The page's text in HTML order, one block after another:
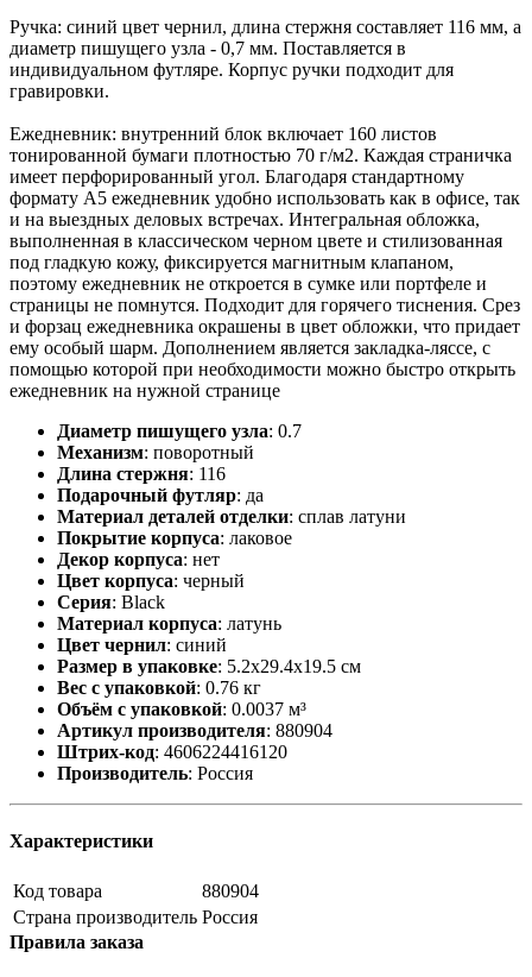
Ручка: синий цвет чернил, длина стержня составляет 116 мм, а
диаметр пишущего узла - 0,7 мм. Поставляется в
индивидуальном футляре. Корпус ручки подходит для
гравировки.
Ежедневник: внутренний блок включает 160 листов
тонированной бумаги плотностью 70 г/м2. Каждая страничка
имеет перфорированный угол. Благодаря стандартному
формату А5 ежедневник удобно использовать как в офисе, так
и на выездных деловых встречах. Интегральная обложка,
выполненная в классическом черном цвете и стилизованная
под гладкую кожу, фиксируется магнитным клапаном,
поэтому ежедневник не откроется в сумке или портфеле и
страницы не помнутся. Подходит для горячего тиснения. Срез
и форзац ежедневника окрашены в цвет обложки, что придает
ему особый шарм. Дополнением является закладка-ляссе, с
помощью которой при необходимости можно быстро открыть
ежедневник на нужной странице
Диаметр пишущего узла: 0.7
Механизм: поворотный
Длина стержня: 116
Подарочный футляр: да
Материал деталей отделки: сплав латуни
Покрытие корпуса: лаковое
Декор корпуса: нет
Цвет корпуса: черный
Серия: Black
Материал корпуса: латунь
Цвет чернил: синий
Размер в упаковке: 5.2x29.4x19.5 см
Вес с упаковкой: 0.76 кг
Объём с упаковкой: 0.0037 м³
Артикул производителя: 880904
Штрих-код: 4606224416120
Производитель: Россия
Характеристики
Код товара
880904
Страна производитель Россия
Правила заказа